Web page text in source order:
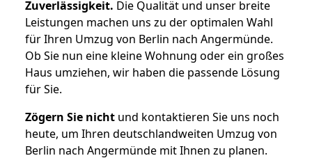
Zuverlässigkeit. Die Qualität und unser breite
Leistungen machen uns zu der optimalen Wahl
für Ihren Umzug von Berlin nach Angermünde.
Ob Sie nun eine kleine Wohnung oder ein großes
Haus umziehen, wir haben die passende Lösung
für Sie.
Zögern Sie nicht und kontaktieren Sie uns noch
heute, um Ihren deutschlandweiten Umzug von
Berlin nach Angermünde mit Ihnen zu planen.